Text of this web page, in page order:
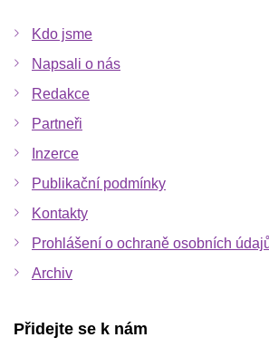
Kdo jsme
Napsali o nás
Redakce
Partneři
Inzerce
Publikační podmínky
Kontakty
Prohlášení o ochraně osobních
Archiv
Přidejte se k nám